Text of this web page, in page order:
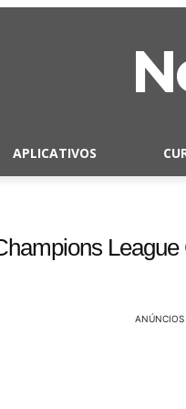
APLICATIVOS
League
ANÚNCIOS